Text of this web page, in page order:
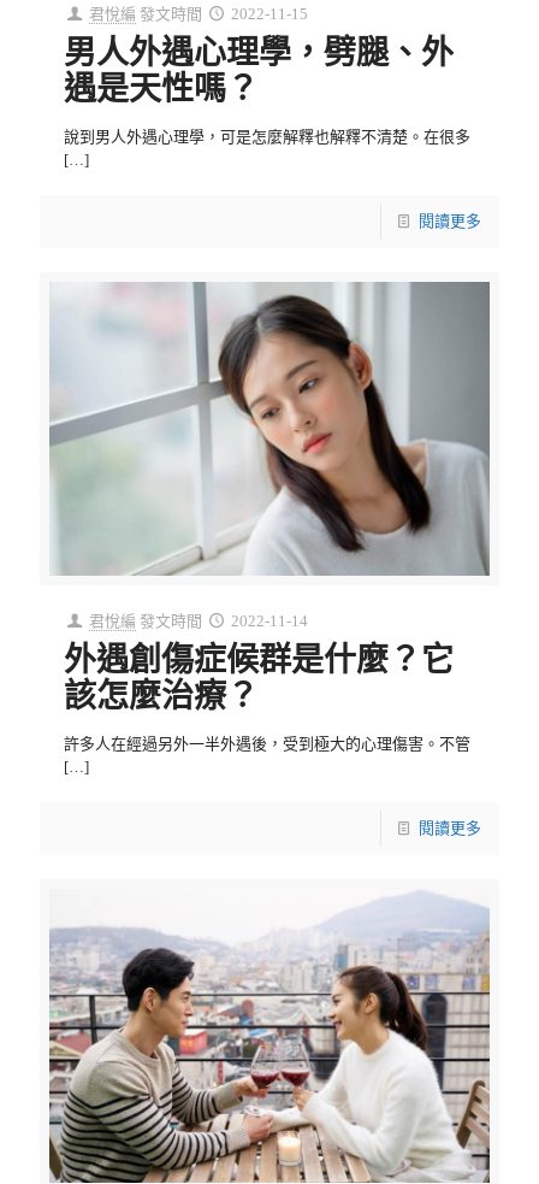
君悅編 發文時間 2022-11-15
男人外遇心理學，劈腿、外
遇是天性嗎？
說到男人外遇心理學，可是怎麼解釋也解釋不清楚。在很多
[…]
閱讀更多
君悅編 發文時間 2022-11-14
外遇創傷症候群是什麼？它
該怎麼治療？
許多人在經過另外一半外遇後，受到極大的心理傷害。不管
[…]
閱讀更多